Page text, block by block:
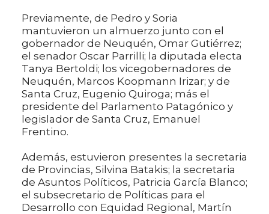
Previamente, de Pedro y Soria
mantuvieron un almuerzo junto con el
gobernador de Neuquén, Omar Gutiérrez;
el senador Oscar Parrilli; la diputada electa
Tanya Bertoldi; los vicegobernadores de
Neuquén, Marcos Koopmann Irizar; y de
Santa Cruz, Eugenio Quiroga; más el
presidente del Parlamento Patagónico y
legislador de Santa Cruz, Emanuel
Frentino.
Además, estuvieron presentes la secretaria
de Provincias, Silvina Batakis; la secretaria
de Asuntos Políticos, Patricia García Blanco;
el subsecretario de Políticas para el
Desarrollo con Equidad Regional, Martín